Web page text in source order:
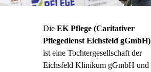
Die EK Pflege (Caritativer
Pflegedienst Eichsfeld gGmbH)
ist eine Tochtergesellschaft der
Eichsfeld Klinikum gGmbH und